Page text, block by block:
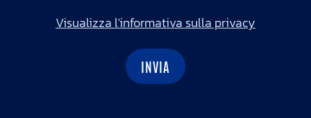
Visualizza l'informativa sulla privacy
INVIA